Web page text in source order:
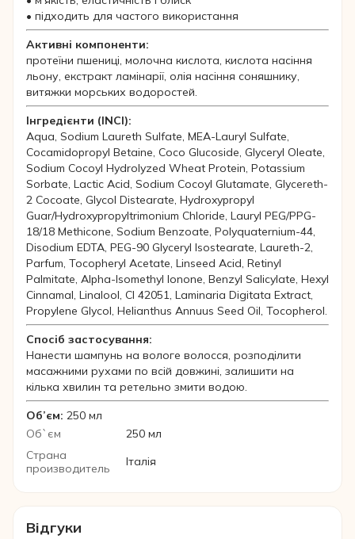
• підходить для частого використання
Активні компоненти:
протеїни пшениці, молочна кислота, кислота насіння
льону, екстракт ламінарії, олія насіння соняшнику,
витяжки морських водоростей.
Інгредієнти (INCI):
Aqua, Sodium Laureth Sulfate, MEA-Lauryl Sulfate,
Cocamidopropyl Betaine, Coco Glucoside, Glyceryl Oleate,
Sodium Cocoyl Hydrolyzed Wheat Protein, Potassium
Sorbate, Lactic Acid, Sodium Cocoyl Glutamate, Glycereth-
2 Cocoate, Glycol Distearate, Hydroxypropyl
Guar/Hydroxypropyltrimonium Chloride, Lauryl PEG/PPG-
18/18 Methicone, Sodium Benzoate, Polyquaternium-44,
Disodium EDTA, PEG-90 Glyceryl Isostearate, Laureth-2,
Parfum, Tocopheryl Acetate, Linseed Acid, Retinyl
Palmitate, Alpha-Isomethyl Ionone, Benzyl Salicylate, Hexyl
Cinnamal, Linalool, CI 42051, Laminaria Digitata Extract,
Propylene Glycol, Helianthus Annuus Seed Oil, Tocopherol.
Спосіб застосування:
Нанести шампунь на вологе волосся, розподілити
масажними рухами по всій довжині, залишити на
кілька хвилин та ретельно змити водою.
Об’єм: 250 мл
Об`єм
250 мл
Страна
производитель
Італія
Відгуки